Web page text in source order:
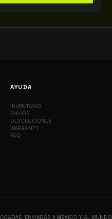
AYUDA
INVENTARIO
ENVÍOS
DEVOLUCIONES
WARRANTY
FAQ
ENVIADAS A MÉXICO Y AL MUNDO.